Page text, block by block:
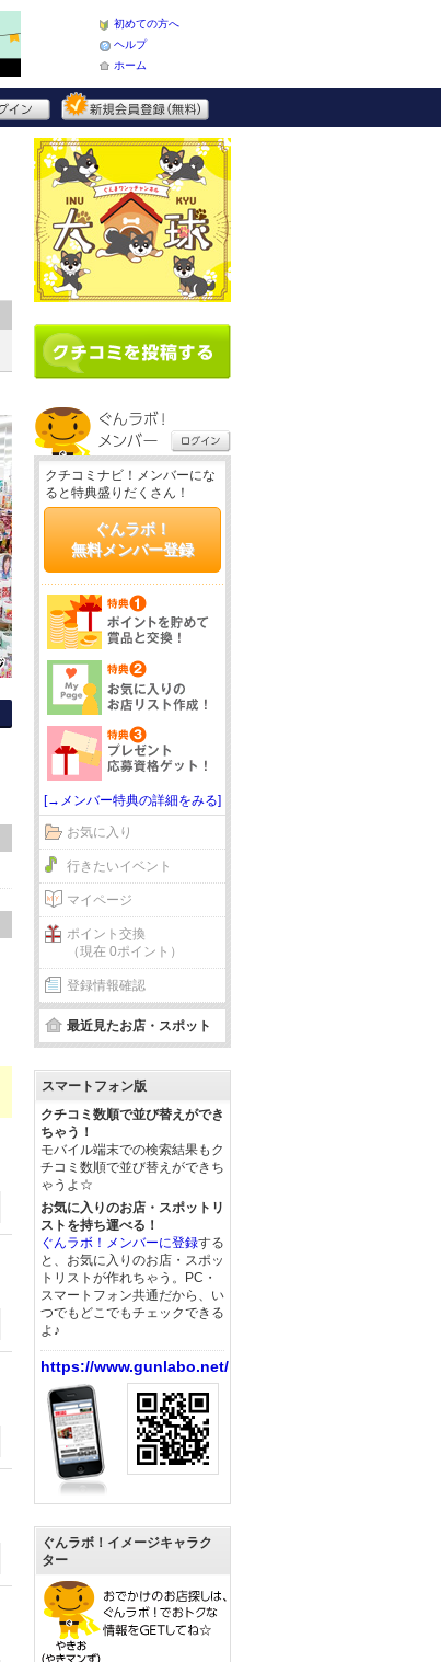
初めての方へ
ヘルプ
ホーム
クチコミナビ！メンバーにな
ると特典盛りだくさん！
ぐんラボ！
無料メンバー登録
[→メンバー特典の詳細をみる]
お気に入り
行きたいイベント
マイページ
ポイント交換
（現在 0ポイント）
登録情報確認
最近見たお店・スポット
スマートフォン版
クチコミ数順で並び替えができ
ちゃう！
モバイル端末での検索結果もク
チコミ数順で並び替えができち
ゃうよ☆
お気に入りのお店・スポットリ
ストを持ち運べる！
ぐんラボ！メンバーに登録する
と、お気に入りのお店・スポッ
トリストが作れちゃう。PC・
スマートフォン共通だから、い
つでもどこでもチェックできる
よ♪
https://www.gunlabo.net/
ぐんラボ！イメージキャラク
ター